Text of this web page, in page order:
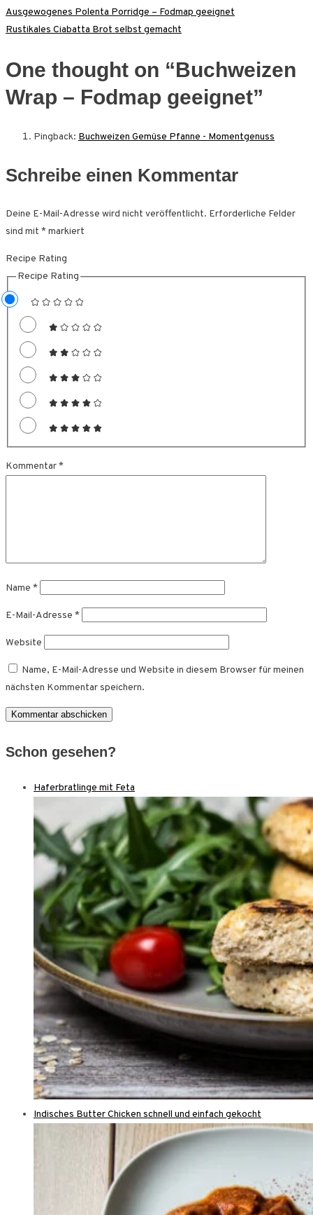
Beitragsnavigation
Ausgewogenes Polenta Porridge – Fodmap geeignet
Rustikales Ciabatta Brot selbst gemacht
One thought on “Buchweizen
Wrap – Fodmap geeignet”
Pingback: Buchweizen Gemüse Pfanne - Momentgenuss
Schreibe einen Kommentar
Deine E-Mail-Adresse wird nicht veröffentlicht. Erforderliche Felder
sind mit *markiert
Recipe Rating
Recipe Rating
Kommentar*
Name *
E-Mail-Adresse *
Website
Name, E-Mail-Adresse und Website in diesem Browser für meinen
nächsten Kommentar speichern.
Schon gesehen?
Haferbratlinge mit Feta
Indisches Butter Chicken schnell und einfach gekocht